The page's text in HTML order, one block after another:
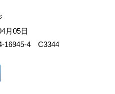
月05日
16945-4 C3344